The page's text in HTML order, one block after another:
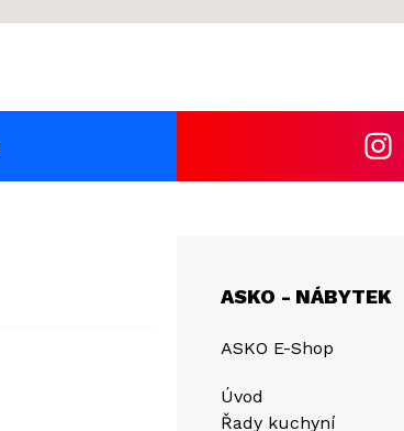
ASKO - NÁBYTEK
ASKO E-Shop
Úvod
Řady kuchyní